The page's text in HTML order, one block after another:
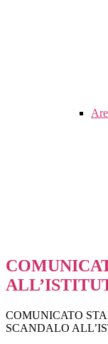
COMUNICATO
SCANDALO